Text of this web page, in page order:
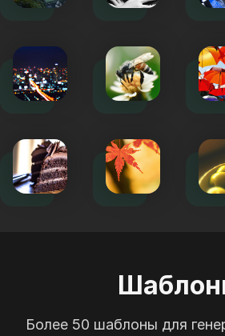
Более 50 шаблоны для